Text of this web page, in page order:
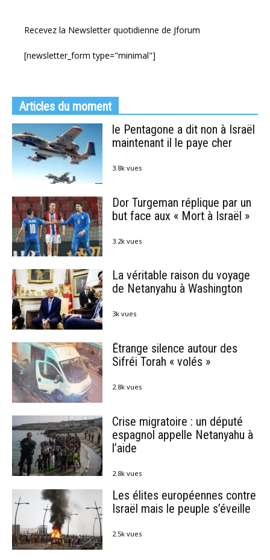
Recevez la Newsletter quotidienne de Jforum
[newsletter_form type="minimal"]
Articles du moment
le Pentagone a dit non à Israël
maintenant il le paye cher
3.8k vues
Dor Turgeman réplique par un
but face aux « Mort à Israël »
3.2k vues
La véritable raison du voyage
de Netanyahu à Washington
3k vues
Étrange silence autour des
Sifréi Torah « volés »
2.8k vues
Crise migratoire : un député
espagnol appelle Netanyahu à
l’aide
2.8k vues
Les élites européennes contre
Israël mais le peuple s’éveille
2.5k vues